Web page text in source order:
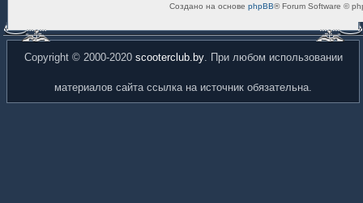
Создано на основе phpBB® Forum Software ©
Copyright © 2000-2020 scooterclub.by. При любом использовании
материалов сайта ссылка на источник обязательна.